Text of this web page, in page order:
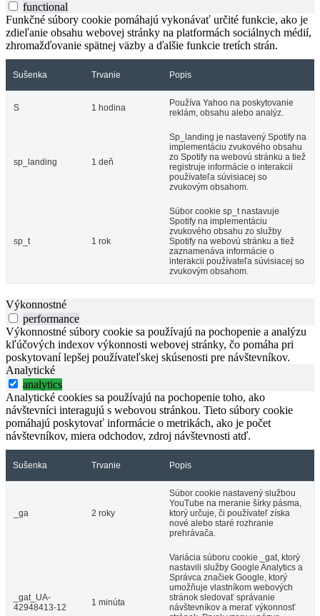
functional
Funkčné súbory cookie pomáhajú vykonávať určité funkcie, ako je
zdieľanie obsahu webovej stránky na platformách sociálnych médií,
zhromažďovanie spätnej väzby a ďalšie funkcie tretích strán.
Sušenka Trvanie Popis
S 1 hodina
Používa Yahoo na poskytovanie
reklám, obsahu alebo analýz.
sp_landing 1 deň
Sp_landing je nastavený Spotify na
implementáciu zvukového obsahu
zo Spotify na webovú stránku a tiež
registruje informácie o interakcii
používateľa súvisiacej so
zvukovým obsahom.
sp_t 1 rok
Súbor cookie sp_t nastavuje
Spotify na implementáciu
zvukového obsahu zo služby
Spotify na webovú stránku a tiež
zaznamenáva informácie o
interakcii používateľa súvisiacej so
zvukovým obsahom.
Výkonnostné
performance
Výkonnostné súbory cookie sa používajú na pochopenie a analýzu
kľúčových indexov výkonnosti webovej stránky, čo pomáha pri
poskytovaní lepšej používateľskej skúsenosti pre návštevníkov.
Analytické
analytics
Analytické cookies sa používajú na pochopenie toho, ako
návštevníci interagujú s webovou stránkou. Tieto súbory cookie
pomáhajú poskytovať informácie o metrikách, ako je počet
návštevníkov, miera odchodov, zdroj návštevnosti atď.
Sušenka Trvanie Popis
_ga 2 roky
Súbor cookie nastavený službou
YouTube na meranie šírky pásma,
ktorý určuje, či používateľ získa
nové alebo staré rozhranie
prehrávača.
_gat_UA-
42948413-12
1 minúta
Variácia súboru cookie _gat, ktorý
nastavili služby Google Analytics a
Správca značiek Google, ktorý
umožňuje vlastníkom webových
stránok sledovať správanie
návštevníkov a merať výkonnosť